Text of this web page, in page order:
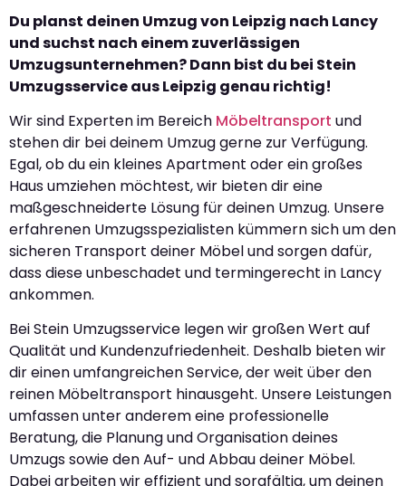
Du planst deinen Umzug von Leipzig nach Lancy
und suchst nach einem zuverlässigen
Umzugsunternehmen? Dann bist du bei Stein
Umzugsservice aus Leipzig genau richtig!
Wir sind Experten im Bereich Möbeltransport und
stehen dir bei deinem Umzug gerne zur Verfügung.
Egal, ob du ein kleines Apartment oder ein großes
Haus umziehen möchtest, wir bieten dir eine
maßgeschneiderte Lösung für deinen Umzug. Unsere
erfahrenen Umzugsspezialisten kümmern sich um den
sicheren Transport deiner Möbel und sorgen dafür,
dass diese unbeschadet und termingerecht in Lancy
ankommen.
Bei Stein Umzugsservice legen wir großen Wert auf
Qualität und Kundenzufriedenheit. Deshalb bieten wir
dir einen umfangreichen Service, der weit über den
reinen Möbeltransport hinausgeht. Unsere Leistungen
umfassen unter anderem eine professionelle
Beratung, die Planung und Organisation deines
Umzugs sowie den Auf- und Abbau deiner Möbel.
Dabei arbeiten wir effizient und sorgfältig, um deinen